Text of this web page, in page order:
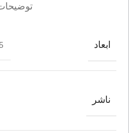
ابعاد
ناشر